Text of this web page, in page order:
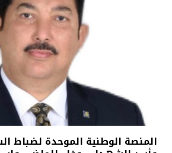
المنصة الوطنية الموحدة لضباط